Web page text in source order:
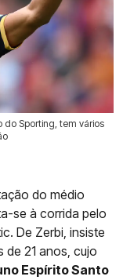
Sporting, tem vários
do médio
se à corrida pelo
De Zerbi, insiste
de 21 anos, cujo
Espírito Santo